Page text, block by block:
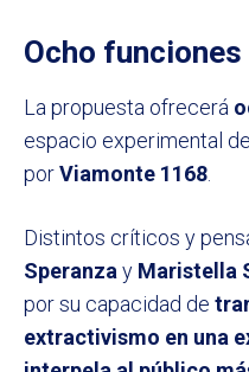
Ocho funciones
La propuesta ofrecerá
espacio experimental del
porViamonte 1168.
Distintos críticos y
Speranzay Maristella
por su capacidad de
extractivismo en una